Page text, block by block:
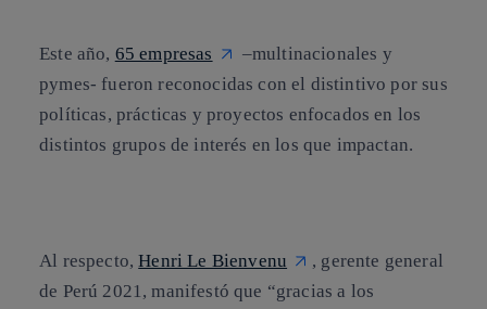
Este año, 65 empresas
–multinacionales y
pymes- fueron reconocidas con el distintivo por sus
políticas, prácticas y proyectos enfocados en los
distintos grupos de interés en los que impactan.
Al respecto,Henri Le Bienvenu
, gerente general
de Perú 2021, manifestó que “gracias a los